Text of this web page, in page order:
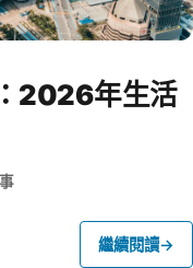
2026年生活
繼續閱讀→